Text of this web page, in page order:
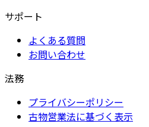
サポート
よくある質問
お問い合わせ
法務
プライバシーポリシー
古物営業法に基づく表示